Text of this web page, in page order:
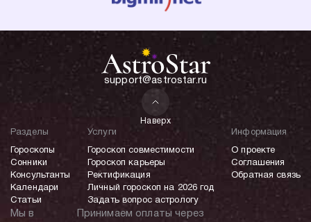
support@astrostar.ru
Наверх
Разделы
Гороскопы
Сонники
Консультанты
Календари
Статьи
Услуги
Гороскоп совместимости
Гороскоп карьеры
Ректификация
Личный гороскоп на 2026 год
Задать вопрос астрологу
Информация
О проекте
Соглашения
Обратная связь
Мы в
Принимаем оплаты через